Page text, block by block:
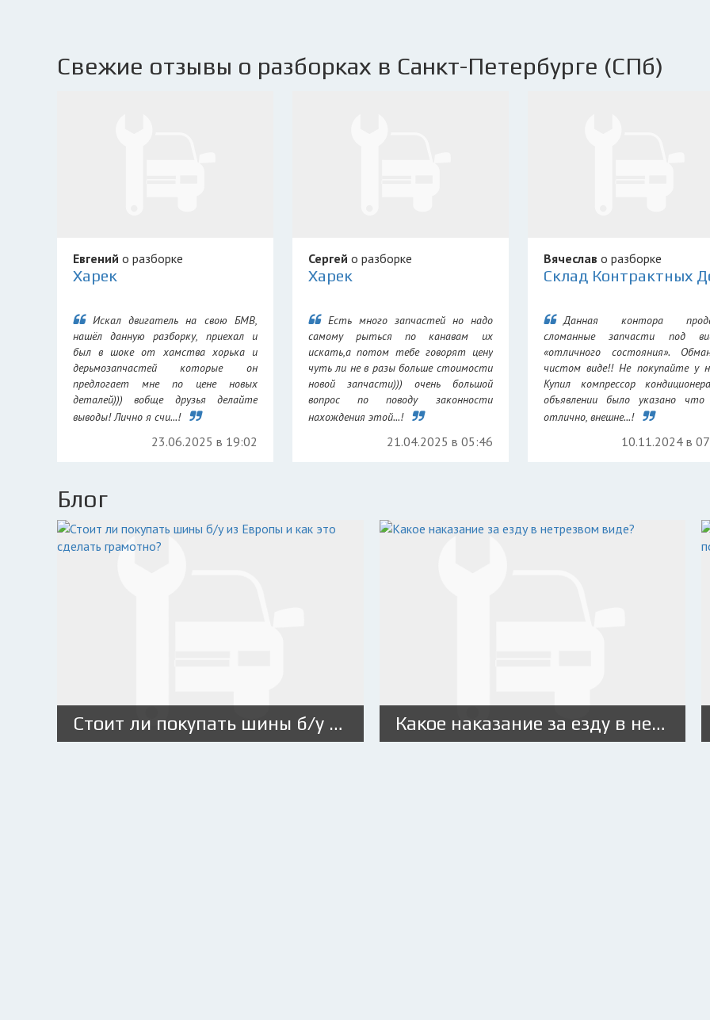
Свежие отзывы о разборках в Санкт-Петербурге (СПб)
Евгений о разборке
Харек
Искал двигатель на свою БМВ,
нашёл данную разборку, приехал и
был в шоке от хамства хорька и
дерьмозапчастей которые он
предлогает мне по цене новых
деталей))) вобще друзья делайте
выводы! Лично я счи...!
23.06.2025 в 19:02
Сергей о разборке
Харек
Есть много запчастей но надо
самому рыться по канавам их
искать,а потом тебе говорят цену
чуть ли не в разы больше стоимости
новой запчасти))) очень большой
вопрос по поводу законности
нахождения этой...!
21.04.2025 в 05:46
Вячеслав о разборке
Данная контора
сломанные запчасти под
«отличного состояния».
чистом виде!! Не покупайте у
Купил компрессор
объявлении было указано что
отлично, внешне...!
10.11.2024 в
Блог
Стоит ли покупать шины б/у из Европы и как это сделать грамотно? Какое наказание за езду в нетрезвом виде?